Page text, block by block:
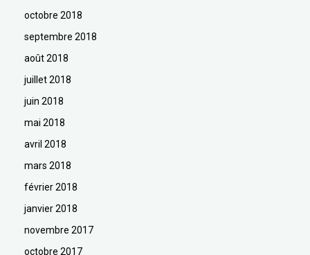
octobre 2018
septembre 2018
août 2018
juillet 2018
juin 2018
mai 2018
avril 2018
mars 2018
février 2018
janvier 2018
novembre 2017
octobre 2017